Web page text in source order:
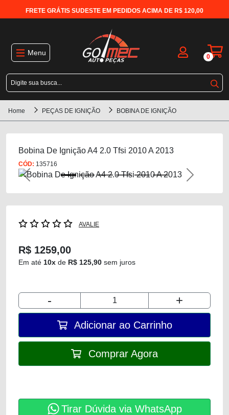
FRETE GRÁTIS SUDESTE EM PEDIDOS ACIMA DE R$ 120,00
Menu 0
Home PEÇAS DE IGNIÇÃO BOBINA DE IGNIÇÃO
Bobina De Ignição A4 2.0 Tfsi 2010 A 2013
CÓD: 135716
Previous Next
AVALIE
R$ 1259,00
Em até 10x de R$ 125,90 sem juros
- +
Adicionar ao Carrinho
Comprar Agora
Tirar Dúvida via WhatsApp